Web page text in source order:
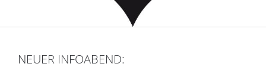
NEUER INFOABEND: